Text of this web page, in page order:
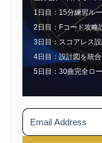
1日目：15分練習ル
2日目：Fコード攻略
3日目：スコアレス
4日目：設計図を統
5日目：30曲完全ロ